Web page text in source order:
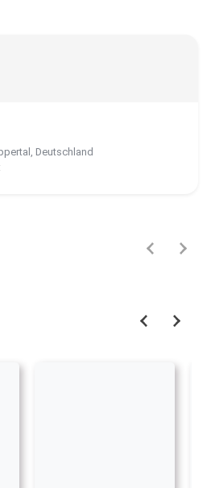
Deutschland